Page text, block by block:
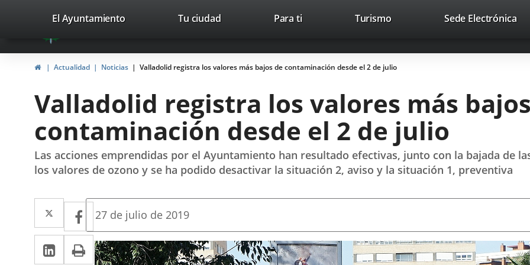
Portal
Web
del
Valladolid
avaTop Trabaja con nosotros Contacto
valladolid.es
El Ayuntamiento Tu ciudad Para ti TurismoEste
abrirá
en
nueva.
Sede Electrónica
InicioActualidad Noticias Valladolid registra los valores más bajos de contaminación desde el 2 de julio
Valladolid registra los valores más
contaminación desde el 2 de julio
Las acciones emprendidas por el Ayuntamiento han resultado efectivas, junto con la bajada de
los valores de ozono y se ha podido desactivar la situación 2, aviso y la situación 1, preventiva
Twitter
Enlace
a
una
Facebook
Enlace
a
una
LinkedIn
EnlaceImprimir
Fecha
la
noticia
27 de julio de 2019